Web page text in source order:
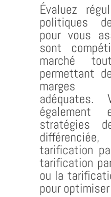
Évaluez
politiques
pour vous
sont
marché
permettant
marges
adéquates.
également
stratégies
tarification
tarification
ou la
pour